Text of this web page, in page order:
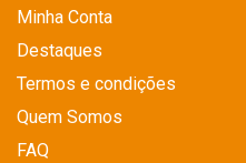
Minha Conta
Destaques
Termos e condições
Quem Somos
FAQ